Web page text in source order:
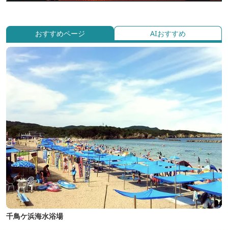
おすすめページ AIおすすめ
千鳥ケ浜海水浴場